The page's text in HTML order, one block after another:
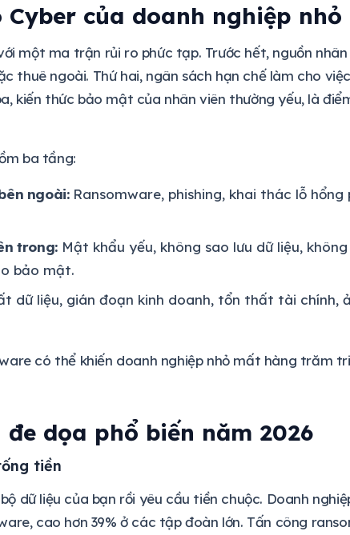
của doanh nghiệp nhỏ
một ma trận rủi ro phức tạp. Trước hết, nguồn
thuê ngoài. Thứ hai, ngân sách hạn chế làm cho
kiến thức bảo mật của nhân viên thường yếu, là
ba tầng:
ngoài:Ransomware, phishing, khai thác lỗ
trong:Mật khẩu yếu, không sao lưu dữ liệu,
bảo mật.
dữ liệu, gián đoạn kinh doanh, tổn thất tài chính,
có thể khiến doanh nghiệp nhỏ mất hàng trăm
dọa phổ biến năm 2026
tiền
dữ liệu của bạn rồi yêu cầu tiền chuộc. Doanh
cao hơn 39% ở các tập đoàn lớn. Tấn công